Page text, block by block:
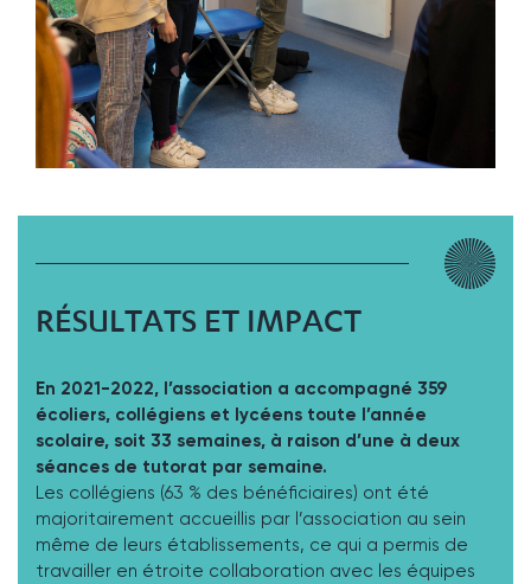
RÉSULTATS ET IMPACT
En 2021-2022, l’association a accompagné 359
écoliers, collégiens et lycéens toute l’année
scolaire, soit 33 semaines, à raison d’une à deux
séances de tutorat par semaine.
Les collégiens (63 % des bénéficiaires) ont été
majoritairement accueillis par l’association au sein
même de leurs établissements, ce qui a permis de
travailler en étroite collaboration avec les équipes